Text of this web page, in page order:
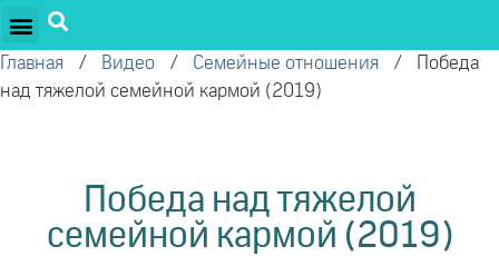
Главная / Видео / Семейные отношения /
Победа
над тяжелой семейной кармой (2019)
Победа над тяжелой
семейной кармой (2019)